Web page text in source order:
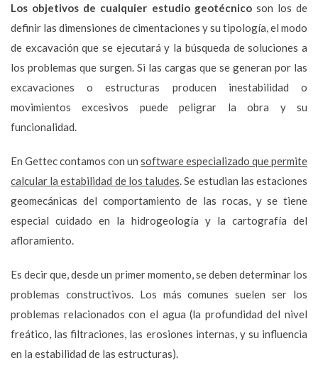
Los objetivos de cualquier estudio geotécnicoson los de
definir las dimensiones de cimentaciones y su tipología, el modo
de excavación que se ejecutará y la búsqueda de soluciones a
los problemas que surgen. Si las cargas que se generan por las
excavaciones o estructuras producen inestabilidad o
movimientos excesivos puede peligrar la obra y su
funcionalidad.
En Gettec contamos con un software especializado que permite
calcular la estabilidad de los taludes. Se estudian las estaciones
geomecánicas del comportamiento de las rocas, y se tiene
especial cuidado en la hidrogeología y la cartografía del
afloramiento.
Es decir que, desde un primer momento, se deben determinar los
problemas constructivos. Los más comunes suelen ser los
problemas relacionados con el agua (la profundidad del nivel
freático, las filtraciones, las erosiones internas, y su influencia
en la estabilidad de las estructuras).